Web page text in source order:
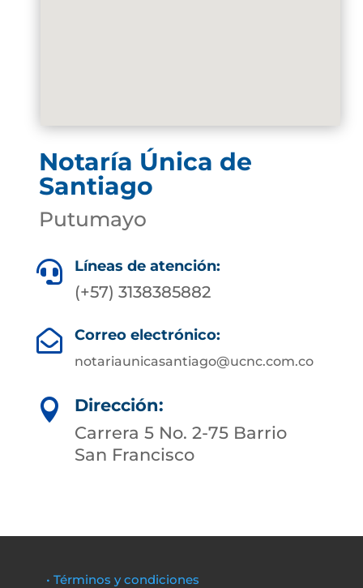
Notaría Única de
Santiago
Putumayo
 Líneas de atención:
(+57) 3138385882
 Correo electrónico:
notariaunicasantiago@ucnc.com.co

Dirección:
Carrera 5 No. 2-75 Barrio
San Francisco
• Términos y condiciones